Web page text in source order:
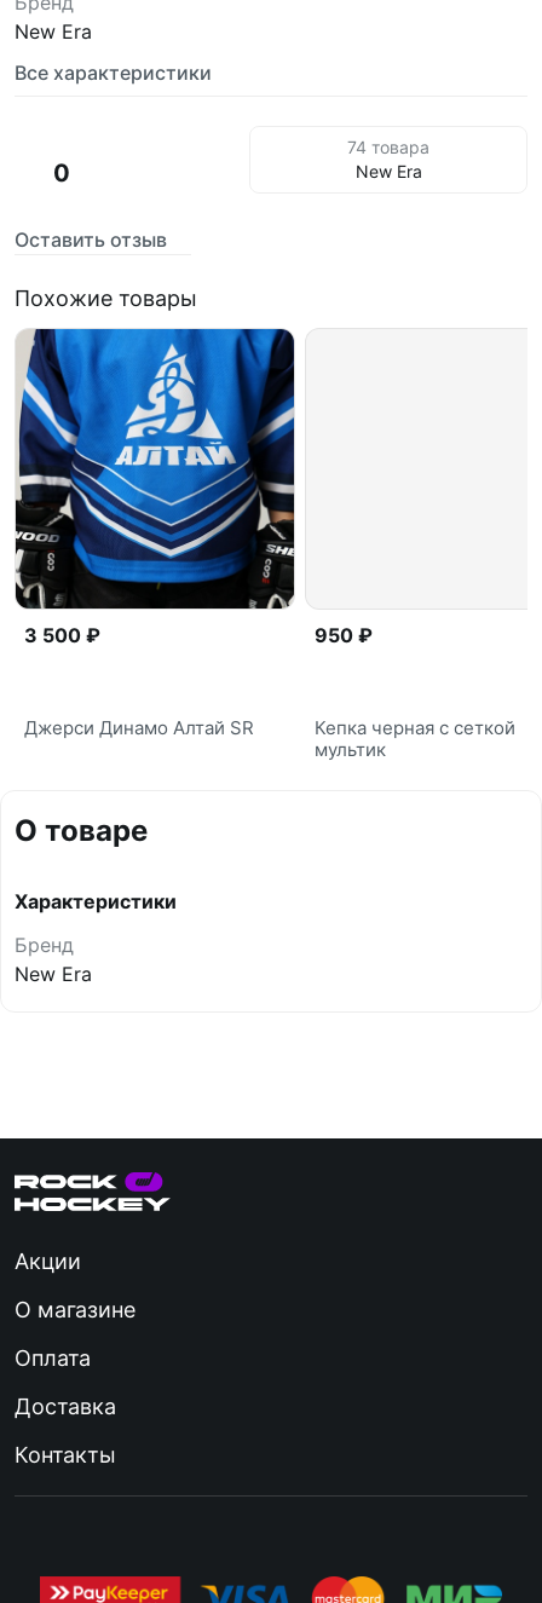
New Era
Все характеристики
0
Оставить отзыв
74 товара
New Era
Похожие товары
3 500 ₽
Джерси Динамо Алтай SR
950 ₽
Кепка черная с сеткой
мультик
О товаре
Характеристики
Бренд
New Era
Акции
О магазине
Оплата
Доставка
Контакты